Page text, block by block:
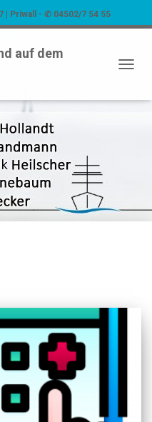
| Priwall - ✆ 04502/7 54 55
auf dem